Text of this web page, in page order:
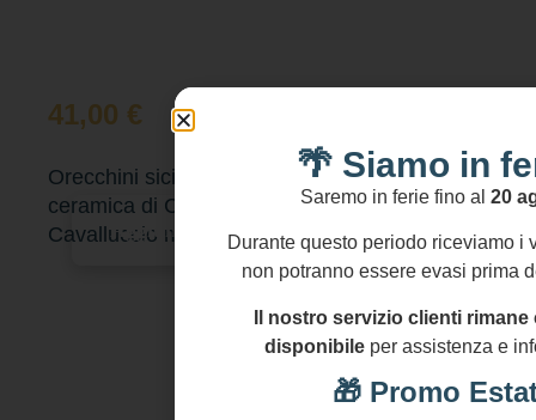
41,00 €
Orecchini siciliani, gancio ovale, mattonella
ceramica di Caltagirone, orecchini design
Cavalluccio marino, pendente Stella marina.
Aggiungi al carrello
🌴 Siamo in
Saremo in ferie fino al 20
Durante questo periodo riceviamo i
non potranno essere evasi prima
Il nostro servizio clienti
disponibileper assistenza e
🎁 Promo